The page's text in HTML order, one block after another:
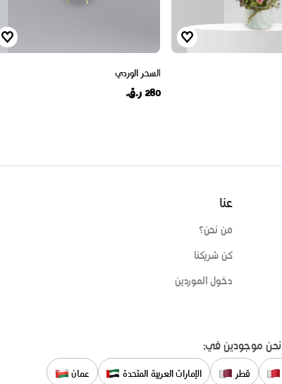
السحر الوردي
280 ر.ق.
عنا
من نحن؟
كن شريكنا
دخول الموردين
نحن موجودين في:
قطر الإمارات العربية المتحدة عمان